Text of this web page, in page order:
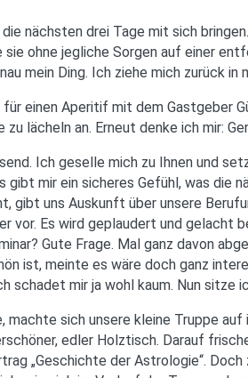
nächsten drei Tage mit sich
ohne jegliche Sorgen auf einer
mein Ding. Ich ziehe mich zurück
einen Aperitif mit dem Gastgeber
lächeln an. Erneut denke ich mir:
Ich geselle mich zu Ihnen und
gibt mir ein sicheres Gefühl, was
gibt uns Auskunft über unsere
vor. Es wird geplaudert und gelacht
Gute Frage. Mal ganz davon
ist, meinte es wäre doch ganz
schadet mir ja wohl kaum. Nun
machte sich unsere kleine Truppe
edler Holztisch. Darauf
„Geschichte der Astrologie“.